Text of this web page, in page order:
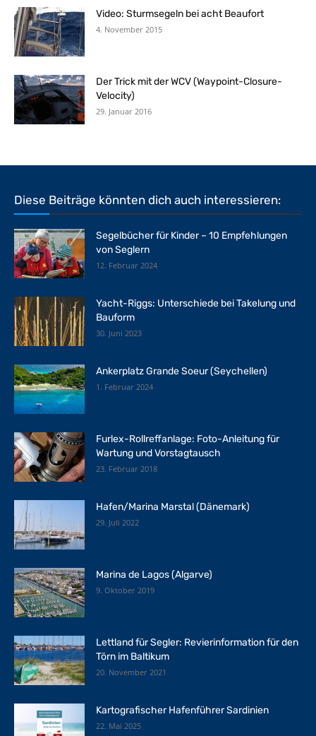
Video: Sturmsegeln bei acht Beaufort
4. November 2015
Der Trick mit der WCV (Waypoint-Closure-
Velocity)
29. Januar 2016
Diese Beiträge könnten dich auch interessieren:
Segelbücher für Kinder – 10 Empfehlungen
von Seglern
12. Februar 2024
Yacht-Riggs: Unterschiede bei Takelung und
Bauform
30. Juni 2023
Ankerplatz Grande Soeur (Seychellen)
1. Februar 2024
Furlex-Rollreffanlage: Foto-Anleitung für
Wartung und Vorstagtausch
23. Februar 2018
Hafen/Marina Marstal (Dänemark)
29. Juli 2022
Marina de Lagos (Algarve)
9. Oktober 2019
Lettland für Segler: Revierinformation für den
Törn im Baltikum
20. November 2021
Kartografischer Hafenführer Sardinien
22. Mai 2025